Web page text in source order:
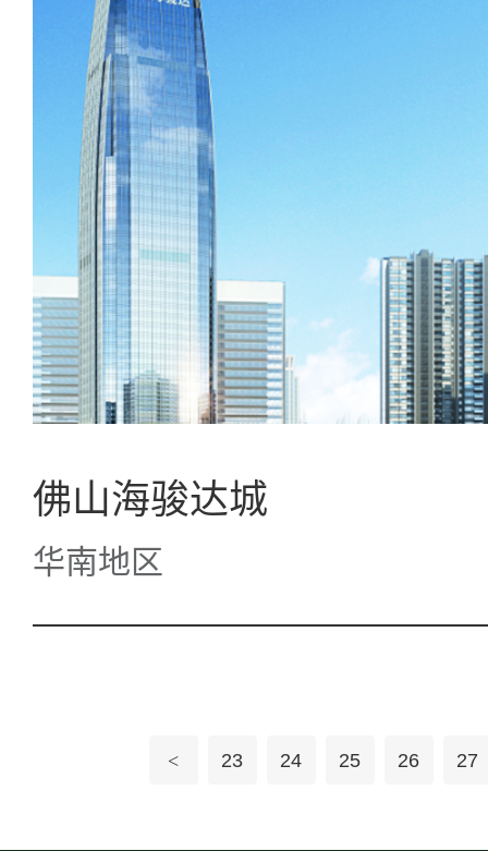
佛山海骏达城
华南地区
< 23 24 25 26 27